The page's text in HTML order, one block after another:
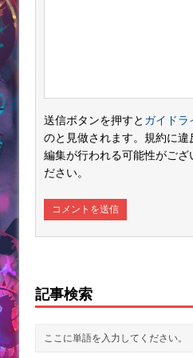
送信ボタンを押すと ガイドラ
のと見做されます。規約に違
編集が行われる可能性がござ
ださい。
記事検索